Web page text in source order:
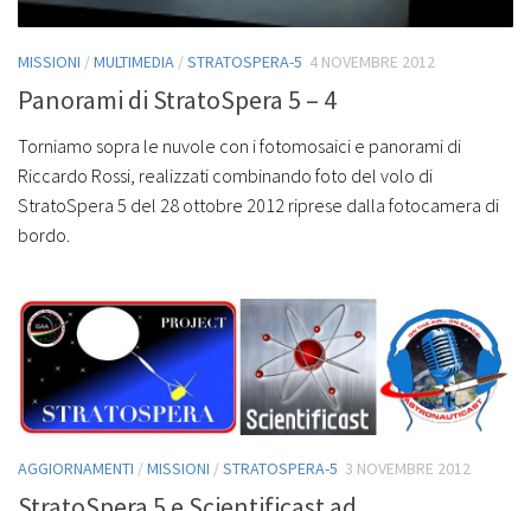
MISSIONI /MULTIMEDIA /STRATOSPERA-5 4 NOVEMBRE 2012
Panorami di StratoSpera 5 – 4
Torniamo sopra le nuvole con i fotomosaici e panorami di
Riccardo Rossi, realizzati combinando foto del volo di
StratoSpera 5 del 28 ottobre 2012 riprese dalla fotocamera di
bordo.
AGGIORNAMENTI /MISSIONI /STRATOSPERA-5 3 NOVEMBRE 2012